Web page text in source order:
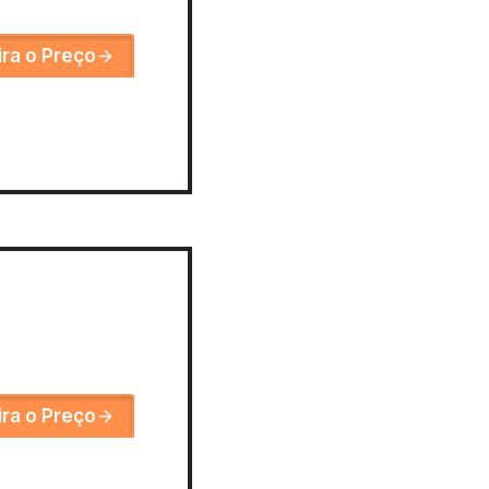
o Preço
o Preço